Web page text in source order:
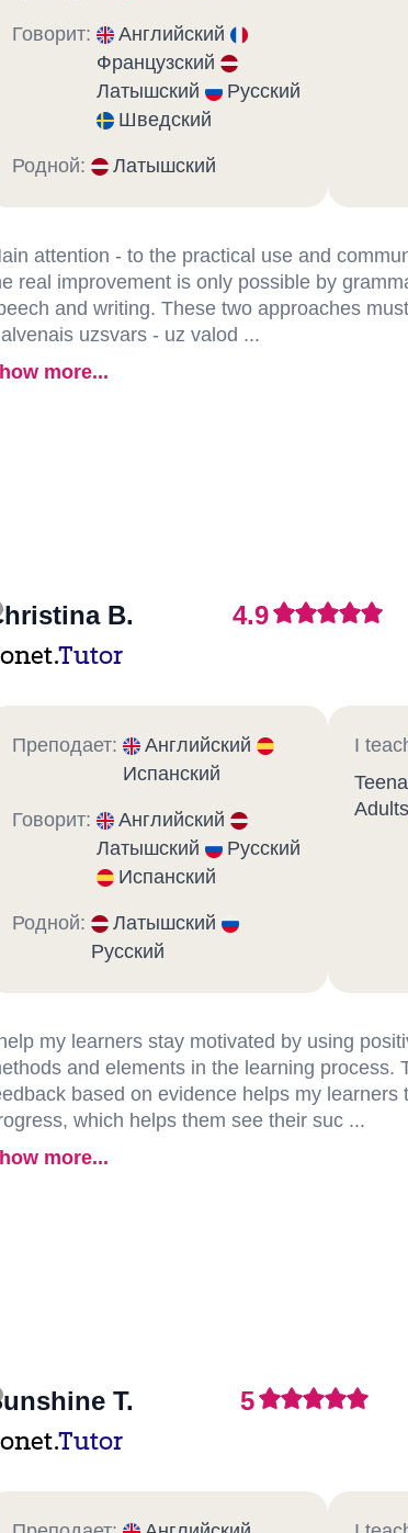
Говорит:
Английский
Французский
Латышский
Русский
Шведский
Родной: Латышский
attention - to the practical use and
real improvement is only possible by
and writing. These two approaches
uzsvars - uz valod ...
more...
B. 4.9
Tutor
Преподает:
Английский
Испанский
Говорит:
Английский
Латышский
Русский
Испанский
Родной:
Латышский
Русский
I
Adults
my learners stay motivated by using
and elements in the learning process.
based on evidence helps my learners
which helps them see their suc ...
more...
T. 5
Tutor